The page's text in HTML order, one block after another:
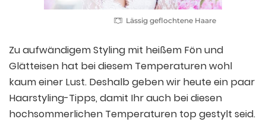
Lässig geflochtene Haare
Zu aufwändigem Styling mit heißem Fön und
Glätteisen hat bei diesem Temperaturen wohl
kaum einer Lust. Deshalb geben wir heute ein paar
Haarstyling-Tipps, damit Ihr auch bei diesen
hochsommerlichen Temperaturen top gestylt seid.